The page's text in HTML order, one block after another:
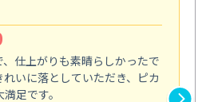
仕上がりも素晴らしかったで
いに落としていただき、ピカ
足です。